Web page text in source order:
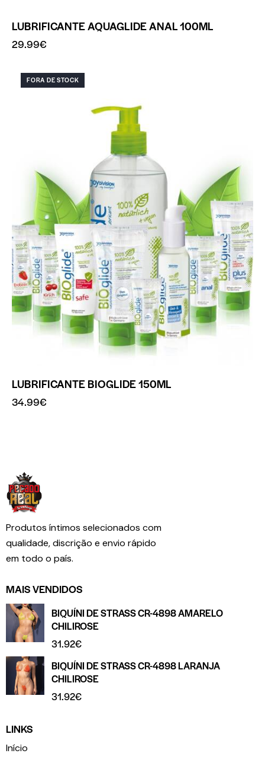
LUBRIFICANTE AQUAGLIDE ANAL 100ML
29.99€
FORA DE STOCK
LUBRIFICANTE BIOGLIDE 150ML
34.99€
Produtos íntimos selecionados com
qualidade, discrição e envio rápido
em todo o país.
MAIS VENDIDOS
BIQUÍNI DE STRASS CR-4898 AMARELO
CHILIROSE
31.92€
BIQUÍNI DE STRASS CR-4898 LARANJA
CHILIROSE
31.92€
LINKS
Início